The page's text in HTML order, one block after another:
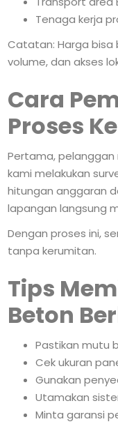
Tenaga kerja
Catatan: Harga bisa
volume, dan akses
Cara
Proses
Pertama, pelanggan
kami melakukan
hitungan anggaran
lapangan langsung
Dengan proses ini,
tanpa kerumitan.
Tips
Beton
Pastikan mutu
Cek ukuran
Gunakan
Utamakan
Minta garansi